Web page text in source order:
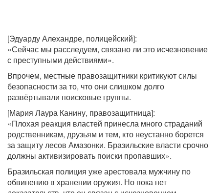
[Эдуарду Алехандре, полицейский]:
«Сейчас мы расследуем, связано ли это исчезновение
с преступными действиями».
Впрочем, местные правозащитники критикуют силы
безопасности за то, что они слишком долго
развёртывали поисковые группы.
[Мария Лаура Канину, правозащитница]:
«Плохая реакция властей принесла много страданий
родственникам, друзьям и тем, кто неустанно борется
за защиту лесов Амазонки. Бразильские власти срочно
должны активизировать поиски пропавших».
Бразильская полиция уже арестовала мужчину по
обвинению в хранении оружия. Но пока нет